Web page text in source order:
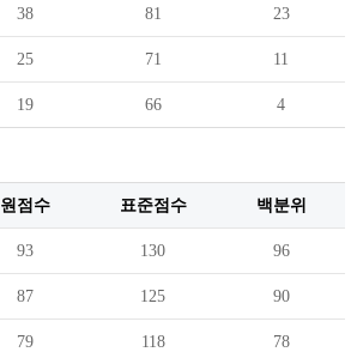
38 81 23
25 71 11
19 66 4
원점수 표준점수 백분위
93 130 96
87 125 90
79 118 78